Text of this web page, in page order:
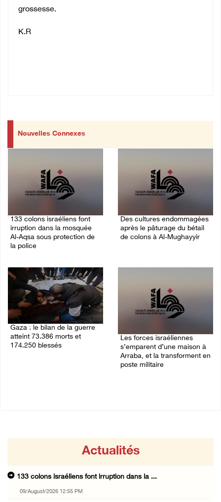
grossesse.
K.R
Nouvelles Connexes
133 colons israéliens font
irruption dans la mosquée
Al-Aqsa sous protection de
la police
Des cultures endommagées
après le pâturage du bétail
de colons à Al-Mughayyir
Gaza : le bilan de la guerre
atteint 73.386 morts et
174.250 blessés
Les forces israéliennes
s’emparent d’une maison à
Arraba, et la transforment en
poste militaire
Actualités
133 colons israéliens font irruption dans la ...
09/August/2026 12:55 PM